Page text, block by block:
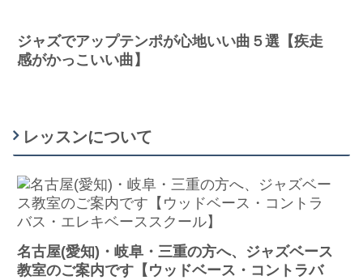
ジャズでアップテンポが心地いい曲５選【疾走
感がかっこいい曲】
レッスンについて
名古屋(愛知)・岐阜・三重の方へ、ジャズベース
教室のご案内です【ウッドベース・コントラバ